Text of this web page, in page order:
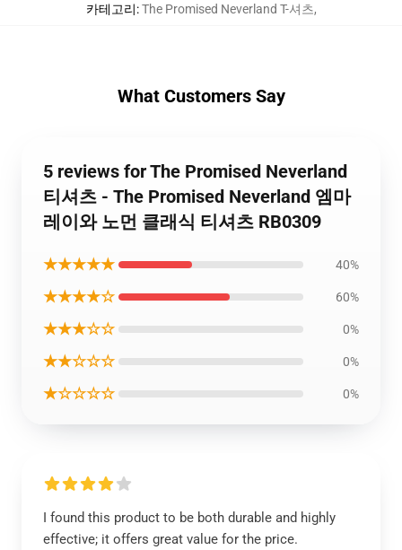
카테고리:The Promised Neverland T-셔츠,
What Customers Say
5 reviews for The Promised Neverland
티셔츠 - The Promised Neverland 엠마
레이와 노먼 클래식 티셔츠 RB0309
★★★★★ 40%
★★★★☆ 60%
★★★☆☆ 0%
★★☆☆☆ 0%
★☆☆☆☆ 0%
I found this product to be both durable and highly
effective; it offers great value for the price.